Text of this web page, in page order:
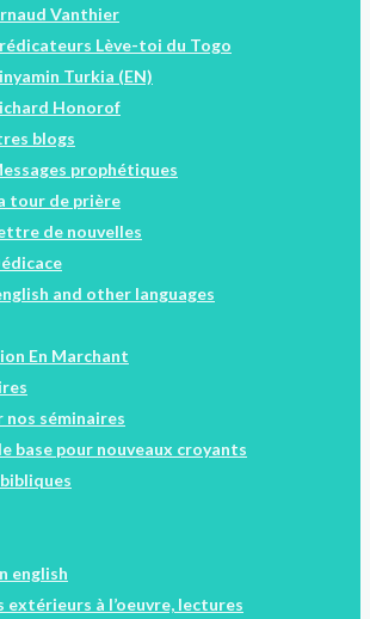
Vanthier
Lève-toi du Togo
Turkia (EN)
Honorof
blogs
prophétiques
tour de prière
de nouvelles
and other languages
En Marchant
nos séminaires
base pour nouveaux croyants
english
extérieurs à l’oeuvre, lectures